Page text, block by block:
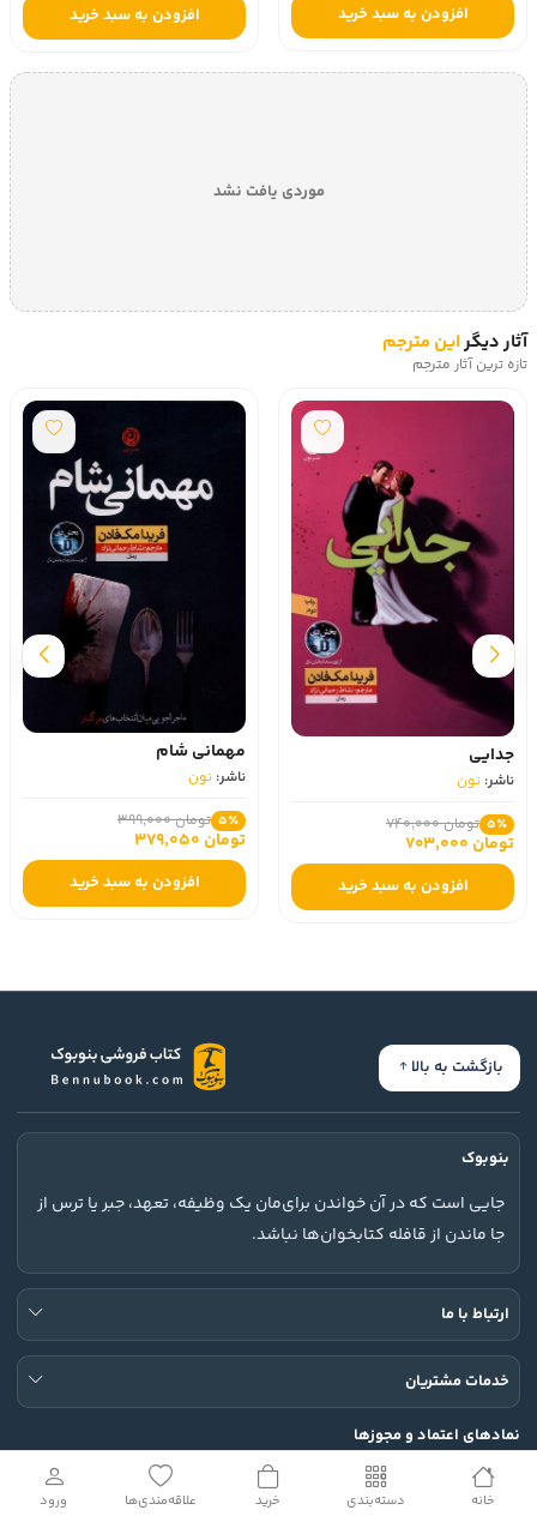
ورود علاقه‌مندی‌ها خرید دسته‌بندی خانه
افزودن به سبد خرید افزودن به سبد خرید
موردی یافت نشد
آثار دیگراین مترجم
تازه ترین آثار مترجم
جدایی
ناشر: نون
5٪ تومان 740,000
تومان 703,000
افزودن به سبد خرید
مهمانی شام
ناشر: نون
5٪ تومان 399,000
تومان 379,050
افزودن به سبد خرید
بازگشت به بالا
بنوبوک
جایی است که در آن خواندن برای‌مان یک وظیفه، تعهد، جبر یا ترس از
جا ماندن از قافله کتابخوان‌ها نباشد.
ارتباط با ما
خدمات مشتریان
نمادهای اعتماد و مجوزها